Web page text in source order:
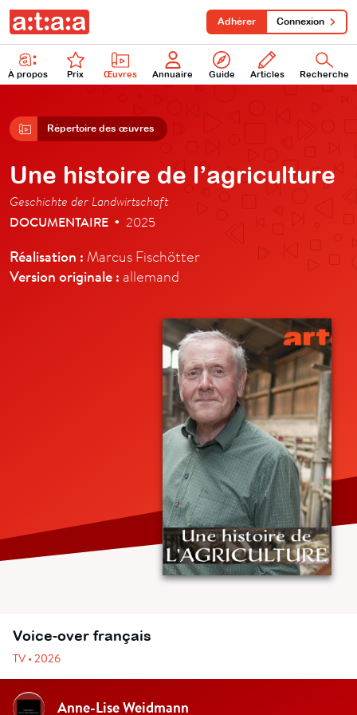
À propos Prix Œuvres Annuaire Guide Articles Recherche
Adhérer Connexion
Répertoire des œuvres
Une histoire de l’agriculture
Geschichte der Landwirtschaft
DOCUMENTAIRE • 2025
Réalisation : Marcus Fischötter
Version originale : allemand
Voice-over français
TV • 2026
Anne-Lise Weidmann